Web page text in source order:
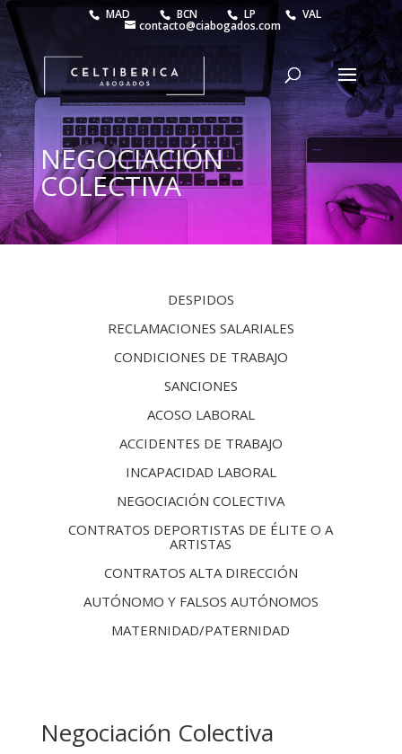
MAD BCN LP VAL
contacto@ciabogados.com
NEGOCIACIÓN
COLECTIVA
DESPIDOS
RECLAMACIONES SALARIALES
CONDICIONES DE TRABAJO
SANCIONES
ACOSO LABORAL
ACCIDENTES DE TRABAJO
INCAPACIDAD LABORAL
NEGOCIACIÓN COLECTIVA
CONTRATOS DEPORTISTAS DE ÉLITE O A
ARTISTAS
CONTRATOS ALTA DIRECCIÓN
AUTÓNOMO Y FALSOS AUTÓNOMOS
MATERNIDAD/PATERNIDAD
Negociación Colectiva